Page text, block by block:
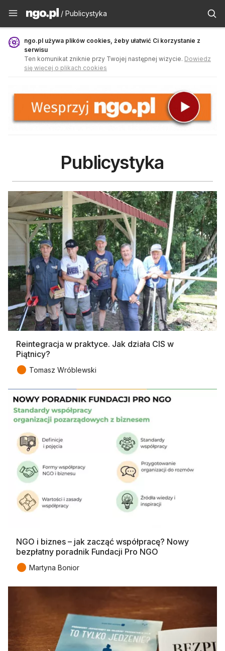
Publicystyka - ngo.pl
/ Publicystyka
ngo.pl używa plików cookies, żeby ułatwić Ci korzystanie z
serwisu
Ten komunikat zniknie przy Twojej następnej wizycie. Dowiedz
się więcej o plikach cookies
Publicystyka
Reintegracja w praktyce. Jak działa CIS w
Piątnicy?
● Tomasz Wróblewski
NGO i biznes – jak zacząć współpracę? Nowy
bezpłatny poradnik Fundacji Pro NGO
● Martyna Bonior